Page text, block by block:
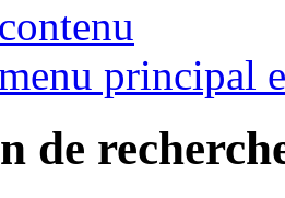
principal
de